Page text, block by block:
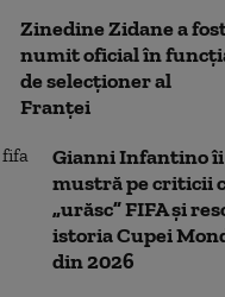
Zinedine Zidane a
numit oficial în
de selecţioner al
Franţei
Gianni Infantino îi
mustră pe criticii
„urăsc” FIFA și
istoria Cupei
din 2026